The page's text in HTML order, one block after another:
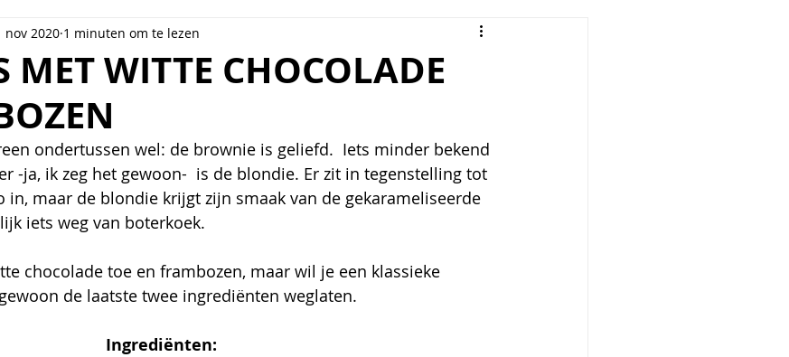
MET WITTE CHOCOLADE
nov 2020 1 minuten om te lezen
ondertussen wel: de brownie is geliefd.  Iets minder bekend
-ja, ik zeg het gewoon-  is de blondie. Er zit in tegenstelling tot
in, maar de blondie krijgt zijn smaak van de gekarameliseerde
iets weg van boterkoek.
chocolade toe en frambozen, maar wil je een klassieke
de laatste twee ingrediënten weglaten.
Ingrediënten: